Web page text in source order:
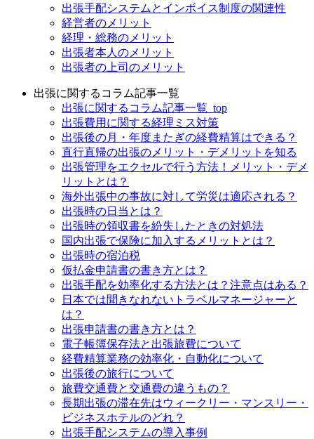
出張手配システムとインボイス制度の関連性
経営者のメリット
経理・総務のメリット
出張者本人のメリット
出張者の上司のメリット
出張に関するコラム記事一覧
出張に関するコラム記事一覧_top
出張費用に関する経理ミス対策
出張後の月・年度またぎの経費精算はできる？
直行直帰の出張のメリット・デメリットを知る
出張管理をエクセルで行う方法！メリット・デメ
リットとは？
海外出張中の事故に対して労災は適応される？
出張時の日当とは？
出張時の領収書を紛失したときの対処法
国内出張で保険に加入するメリットとは？
出張時の宿泊税
仮払金申請書の書き方とは？
出張手配を効率化する方法とは？注意点はある？
日本では聞きなれないトラベルマネージャーと
は？
出張申請書の書き方とは？
電子帳簿保存法と出張旅費について
経費精算業務の効率化・自動化について
出張後の旅行について
旅費交通費と交通費の違うもの？
長期出張の滞在先はウィークリー・マンスリー・
ビジネスホテルのどれ？
出張手配システムの導入事例